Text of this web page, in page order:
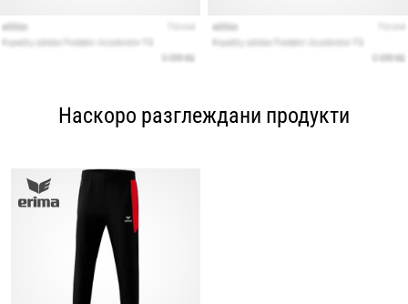
Наскоро разглеждани продукти